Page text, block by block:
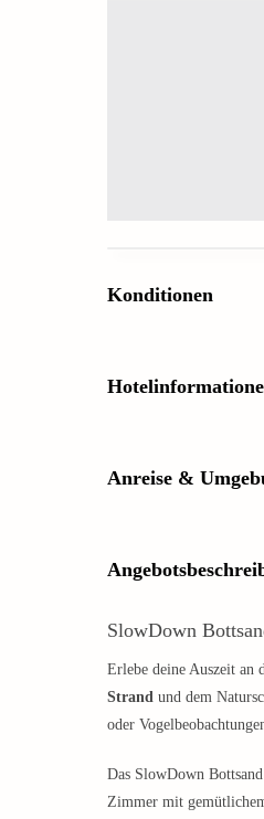
Konditionen
Anreise &
SlowDown
Erlebe deine Auszeit an
Strand und dem
oder
Das SlowDown
Zimmer mit